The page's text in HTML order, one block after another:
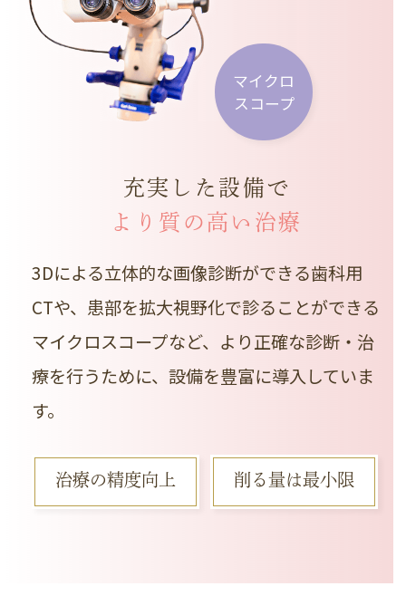
マイクロ
スコープ
充実した設備で
より質の高い治療
3Dによる立体的な画像診断ができる歯科用
CTや、患部を拡大視野化で診ることができる
マイクロスコープなど、より正確な診断・治
療を行うために、設備を豊富に導入していま
す。
治療の精度向上 削る量は最小限